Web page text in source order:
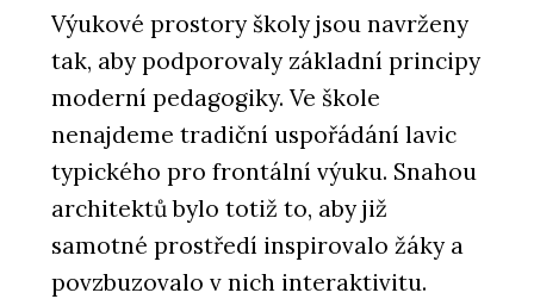
Výukové prostory školy jsou navrženy
tak, aby podporovaly základní principy
moderní pedagogiky. Ve škole
nenajdeme tradiční uspořádání lavic
typického pro frontální výuku. Snahou
architektů bylo totiž to, aby již
samotné prostředí inspirovalo žáky a
povzbuzovalo v nich interaktivitu.